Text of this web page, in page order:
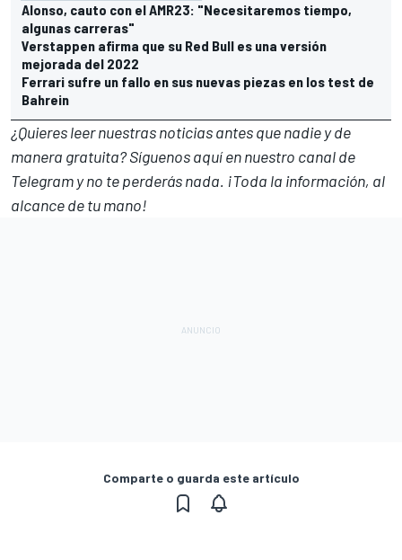
Alonso, cauto con el AMR23: "Necesitaremos tiempo,
algunas carreras"
Verstappen afirma que su Red Bull es una versión
mejorada del 2022
Ferrari sufre un fallo en sus nuevas piezas en los test de
Bahrein
¿Quieres leer nuestras noticias antes que nadie y de
manera gratuita? Síguenosaquí en nuestro canal de
Telegramy no te perderás nada. ¡Toda la información, al
alcance de tu mano!
Comparte o guarda este artículo